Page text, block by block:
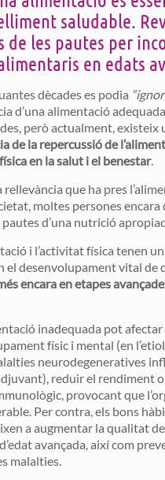
saludable.
de les pautes per
en edats
dècades es podia
d’una alimentació
però actualment, existeix
de la repercussió de
en la salut i el benestar.
que ha pres
moltes persones encara
d’una nutrició
i l’activitat física tenen
el desenvolupament vital de
encara en etapes
inadequada pot afectar
físic i mental (en
neurodegeneratives
reduir el rendiment
provocant que
Per contra, els bons
a augmentar la qualitat
avançada, així com
malalties.